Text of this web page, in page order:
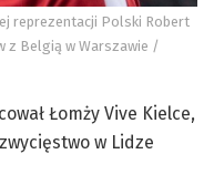
reprezentacji Polski Robert
z Belgią w Warszawie /
Łomży Vive Kielce,
w Lidze